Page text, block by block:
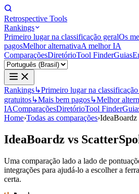
Retrospective Tools
Rankings
Primeiro lugar na classificação geralOs
pagosMelhor alternativaA melhor IA
ComparaçõesDiretórioTool FinderGuias
Rankings↳Primeiro lugar na
gratuitos↳Mais bem pagos↳Melhor
IAComparaçõesDiretórioTool Finder
Home›Todas as comparações›IdeaBoardz
IdeaBoardz vs
Uma comparação lado a lado de
integrações para ajudá-lo a escolher a
certa.